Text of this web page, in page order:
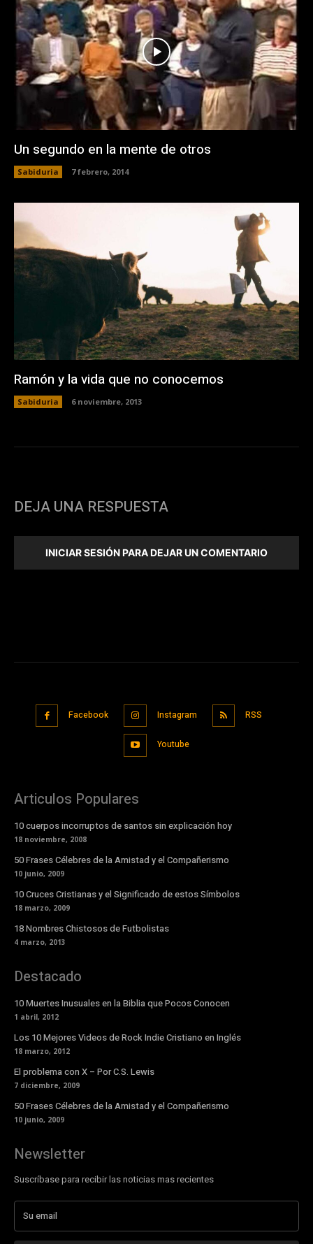
Un segundo en la mente de otros
Sabiduria 7 febrero, 2014
Ramón y la vida que no conocemos
Sabiduria 6 noviembre, 2013
DEJA UNA RESPUESTA
INICIAR SESIÓN PARA DEJAR UN COMENTARIO
Facebook Instagram RSS
Youtube
Articulos Populares
10 cuerpos incorruptos de santos sin explicación hoy
18 noviembre, 2008
50 Frases Célebres de la Amistad y el Compañerismo
10 junio, 2009
10 Cruces Cristianas y el Significado de estos Símbolos
18 marzo, 2009
18 Nombres Chistosos de Futbolistas
4 marzo, 2013
Destacado
10 Muertes Inusuales en la Biblia que Pocos Conocen
1 abril, 2012
Los 10 Mejores Videos de Rock Indie Cristiano en Inglés
18 marzo, 2012
El problema con X – Por C.S. Lewis
7 diciembre, 2009
50 Frases Célebres de la Amistad y el Compañerismo
10 junio, 2009
Newsletter
Suscríbase para recibir las noticias mas recientes